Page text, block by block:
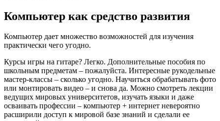
Компьютер как средство развития
Компьютер дает множество возможностей для изучения
практически чего угодно.
Курсы игры на гитаре? Легко. Дополнительные пособия по
школьным предметам – пожалуйста. Интересные рукодельные
мастер-классы – сколько угодно. Научиться обрабатывать фото
или монтировать видео – и снова да. Можно смотреть лекции
ведущих мировых университетов, изучать языки и даже
осваивать профессии – компьютер + интернет невероятно
расширили доступ к мировой базе знаний и сделали ее